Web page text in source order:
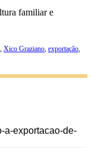
familiar e
, Xico Graziano, exportação,